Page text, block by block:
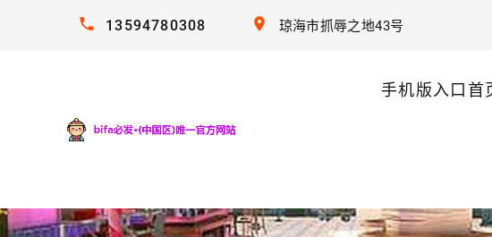
13594780308 琼海市抓辱之地43号
手机版入口首